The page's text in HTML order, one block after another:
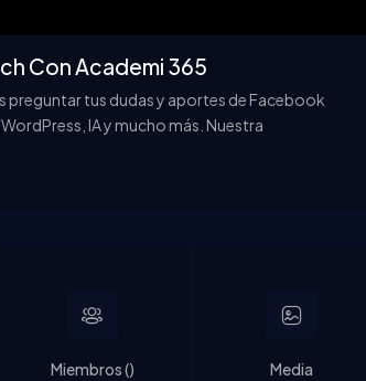
Con Academi 365
preguntar tus dudas y aportes de Facebook
IA y mucho más. Nuestra
también nuestros expertos.
Miembros () Media